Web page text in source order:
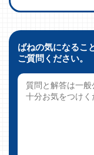
ばねの気になるこ
ご質問ください。